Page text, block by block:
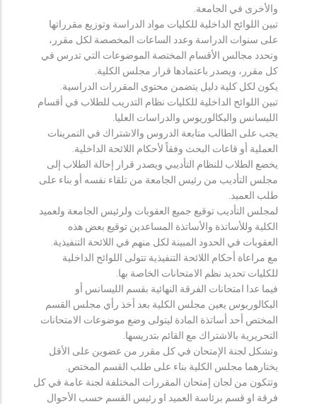
والأخرى في الجامعة.
تبين اللوائح الداخلية للكليات مواد الدراسة وتوزيع مقرراتها
على سنوات الدراسة وعدد الساعات المخصصة لكل مقرر،
وتحدد مجالس الأقسام المختصة الموضوعات التي تدرس في
كل مقرر، ويصدر باعتمادها قرار مجلس الكلية.
يكون لكل كلية دليل يتضمن محتوى المقررات الدراسية.
تبين اللوائح الداخلية للكليات نظام التدريب للطلاب في أقسام
الليسانس والبكالوريوس والدراسات العليا.
يجب على الطالب متابعة الدروس والاشتراك في التمرينات
العملية أو قاعات البحث وفقاً لأحكام اللائحة الداخلية.
يخضع الطلاب للنظام التأديبي ويصدر قرار إحالة الطلاب إلى
مجلس التأديب من رئيس الجامعة من تلقاء نفسه أو بناء على
طلب العميد.
لمجلس التأديب توقيع جميع العقوبات ولرئيس الجامعة ولعميد
الكلية وللأساتذة والأساتذة المساعدين توقيع بعض هذه
العقوبات في الحدود المبينة لكل منهم في اللائحة التنفيذية.
مع مراعاة أحكام اللائحة التنفيذية تتولى اللوائح الداخلية
للكليات تحديد نظم الامتحانات الخاصة بها.
فيما عدا امتحانات الفرقة النهائية بقسم الليسانس أو
البكالوريوس يعين مجلس الكلية بعد أخذ رأي مجلس القسم
المختص أحد أساتذة المادة ليتولى وضع موضوعات الامتحانات
التحريرية بالاشتراك مع القائم بتدريسها.
وتشكل لجنة الإمتحان في كل مقرر من عضوين على الأقل
يختارهما مجلس الكلية بناء على طلب القسم المختص.
وتتكون من لجان إمتحان المقررات المختلفة لجنة عامة في كل
فرقة او قسم برئاسة العميد او رئيس القسم حسب الأحوال